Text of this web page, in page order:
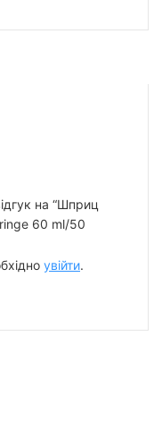
на “Шприц
60 ml/50
увійти.